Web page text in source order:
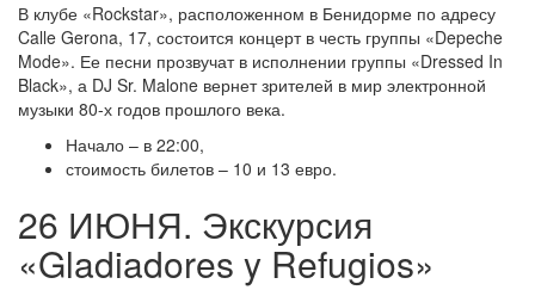
В клубе «Rockstar», расположенном в Бенидорме по адресу
Calle Gerona, 17, состоится концерт в честь группы «Depeche
Mode». Ее песни прозвучат в исполнении группы «Dressed In
Black», а DJ Sr. Malone вернет зрителей в мир электронной
музыки 80-х годов прошлого века.
Начало – в 22:00,
стоимость билетов – 10 и 13 евро.
26 ИЮНЯ. Экскурсия
«Gladiadores y Refugios»